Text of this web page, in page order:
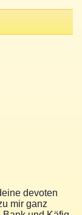
devoten
mir ganz